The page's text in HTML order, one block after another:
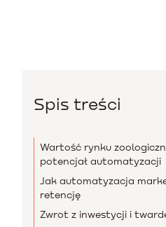
Spis treści
Wartość rynku
potencjał automatyzacji
Jak automatyzacja
retencję
Zwrot z inwestycji i